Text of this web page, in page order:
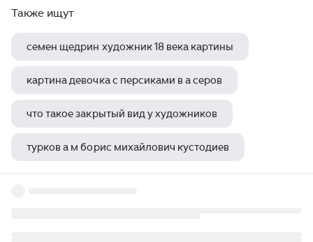
Также ищут
семен щедрин художник 18 века картины
картина девочка с персиками в а серов
что такое закрытый вид у художников
турков а м борис михайлович кустодиев